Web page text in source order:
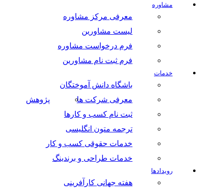
مشاوره
معرفی مرکز مشاوره
لیست مشاورین
فرم درخواست مشاوره
فرم ثبت نام مشاورین
خدمات
باشگاه دانش آموختگان
معرفی شرکت ها
پژوهش
ثبت نام کسب و کارها
ترجمه متون انگلیسی
خدمات حقوقی کسب و کار
خدمات طراحی و برندینگ
رویدادها
هفته جهانی کارآفرینی